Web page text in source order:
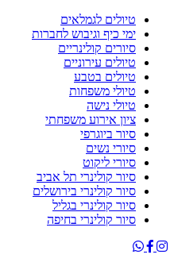
טיולים לגמלאים
ימי כיף וגיבוש לחברות
סיורים קולינריים
טיולים עירוניים
טיולים בטבע
טיולי משפחות
טיולי נישה
ציון אירוע משפחתי
סיור ביוגרפי
סיורי נשים
סיורי ליקוט
סיור קולינרי תל אביב
סיור קולינרי בירושלים
סיור קולינרי בגליל
סיור קולינרי בחיפה